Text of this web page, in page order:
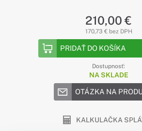
210,00 €
170,73 € bez DPH
PRIDAŤ DO KOŠÍKA
Dostupnosť:
NA SKLADE
OTÁZKA NA
KALKULAČKA